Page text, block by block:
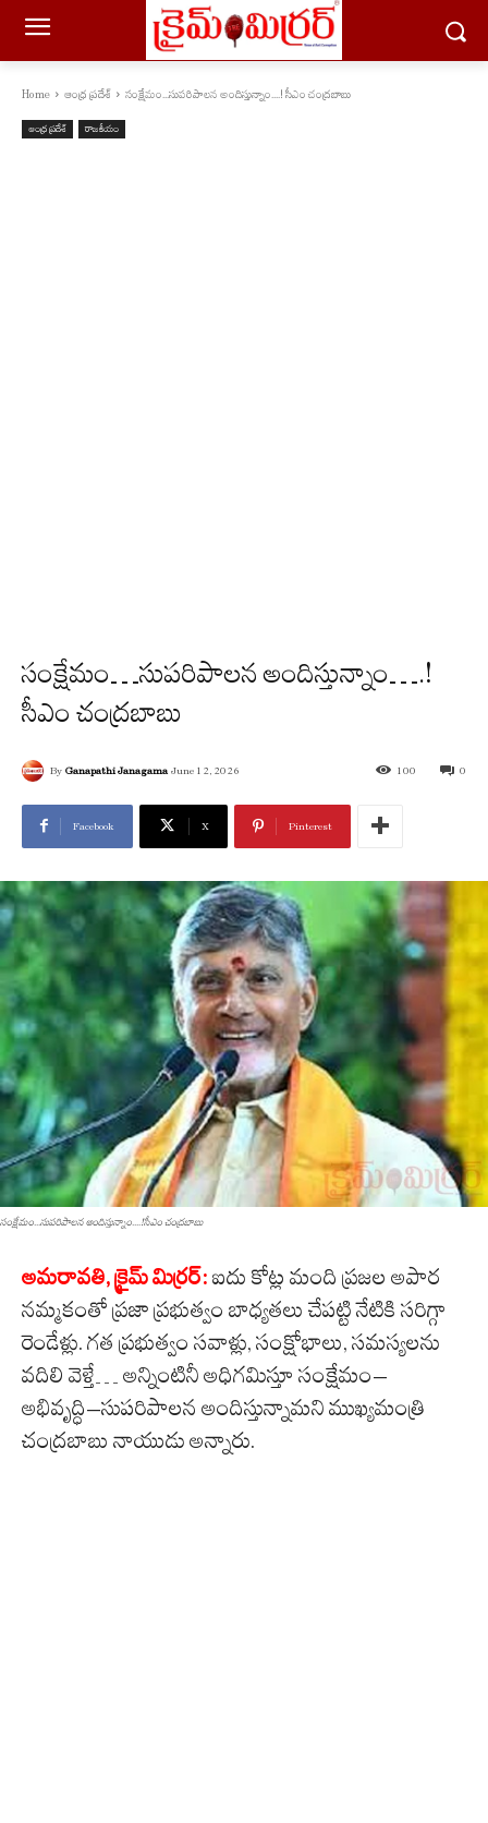
Home ఆంధ్ర ప్రదేశ్ సంక్షేమం...సుప‌రిపాల‌న అందిస్తున్నాం....! సీఎం చంద్ర‌బాబు
ఆంధ్ర ప్రదేశ్ రాజకీయం
సంక్షేమం…సుప‌రిపాల‌న అందిస్తున్నాం….!
సీఎం చంద్ర‌బాబు
By Ganapathi Janagama June 12, 2026 0
100
Facebook X Pinterest
సంక్షేమం...సుప‌రిపాల‌న అందిస్తున్నాం....!సీఎం చంద్ర‌బాబు
అమరావతి, క్రైమ్ మిర్ర‌ర్‌: ఐదు కోట్ల మంది ప్రజల అపార
నమ్మకంతో ప్రజా ప్రభుత్వం బాధ్యతలు చేపట్టి నేటికి సరిగ్గా
రెండేళ్లు. గత ప్రభుత్వం సవాళ్లు, సంక్షోభాలు, సమస్యలను
వదిలి వెళ్తే… అన్నింటినీ అధిగమిస్తూ సంక్షేమం–
అభివృద్ధి–సుపరిపాలన అందిస్తున్నామని ముఖ్యమంత్రి
చంద్రబాబు నాయుడు అన్నారు.